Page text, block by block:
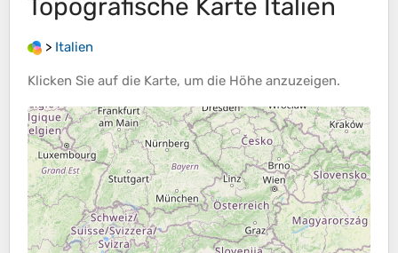
Topografische Karte Italien
> Italien
Klicken Sie auf die Karte, um die Höhe anzuzeigen.